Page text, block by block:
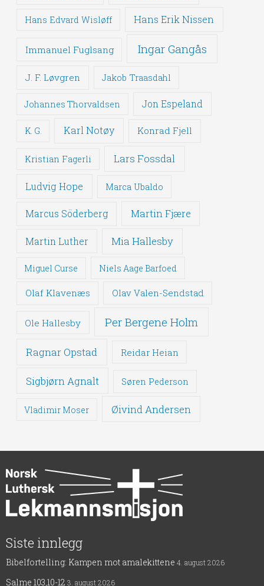
Hans Edvard Wisløff Hans Erik Nissen
Immanuel Fuglsang Ingar Gangås
J. F. Løvgren Jakob Traasdahl
Johannes Thorvaldsen Jon Espeland
K. G. Karl Notøy Konrad Fjell
Kristian Fagerli Lars Fossdal
Ludvig Hope Marca Ubaldo
Marcus Söderberg Martin Fjære
Martin Luther Mia Hallesby
Miguel Curse Niels Aage Barfoed
Olaf Klavenæs Olav Valen-Sendstad
Ole Hallesby Per Bergene Holm
Ragnar Opstad Reidar Heian
Sigbjørn Agnalt Søren Pederson
Vladimir Moser Øivind Andersen
Siste innlegg
Bibelfortelling: Kampen mot amalekittene 4. august 2026
Salme 103,10-12 3. august 2026